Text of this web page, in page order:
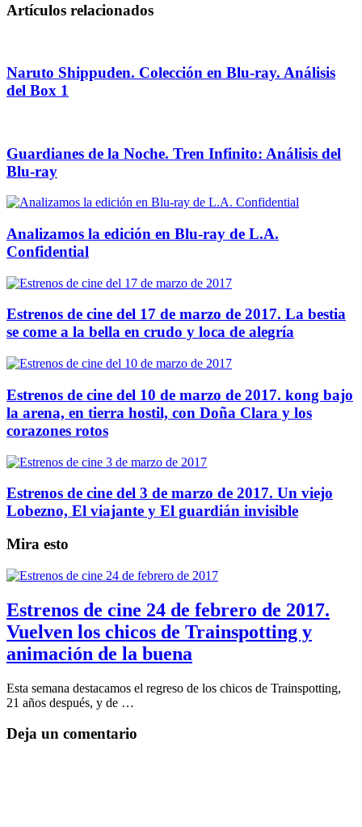
Artículos relacionados
Naruto Shippuden. Colección en Blu-ray. Análisis
del Box 1
Guardianes de la Noche. Tren Infinito: Análisis del
Blu-ray
Analizamos la edición en Blu-ray de L.A.
Confidential
Estrenos de cine del 17 de marzo de 2017. La bestia
se come a la bella en crudo y loca de alegría
Estrenos de cine del 10 de marzo de 2017. kong bajo
la arena, en tierra hostil, con Doña Clara y los
corazones rotos
Estrenos de cine del 3 de marzo de 2017. Un viejo
Lobezno, El viajante y El guardián invisible
Mira esto
Estrenos de cine 24 de febrero de 2017.
Vuelven los chicos de Trainspotting y
animación de la buena
Esta semana destacamos el regreso de los chicos de Trainspotting,
21 años después, y de …
Deja un comentario